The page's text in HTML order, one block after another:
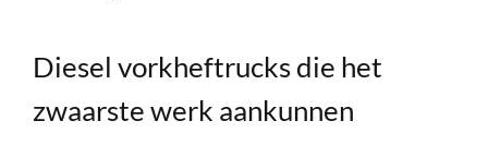
Diesel vorkheftrucks die het
zwaarste werk aankunnen